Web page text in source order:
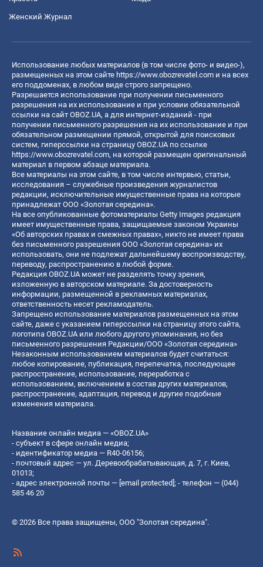
Женский Журнал
Использование любых материалов (в том числе фото- и видео-),
размещенных на этом сайте https://www.obozrevatel.com и на всех
его поддоменах, в любом виде строго запрещено.
Разрешается использование при получении письменного
разрешения на их использование и при условии обязательной
ссылки на сайт OBOZ.UA, а для интернет-изданий - при
получении письменного разрешения на их использование и при
обязательном размещении прямой, открытой для поисковых
систем, гиперссылки на страницу OBOZ.UA по ссылке
https://www.obozrevatel.com, на которой размещен оригинальный
материал в первом абзаце материала.
Все материалы на этом сайте, в том числе интервью, статьи,
исследования – служебные произведения журналистов
редакции, исключительные имущественные права на которые
принадлежат ООО «Золотая середина».
На все опубликованные фотоматериалы Getty Images редакция
имеет имущественные права, защищаемые законом Украины
«Об авторских правах и смежных правах», никто не имеет права
без письменного разрешения ООО «Золотая середина» их
использовать, они не подлежат дальнейшему воспроизводству,
переводу, распространению в любой форме.
Редакция OBOZ.UA может не разделять точку зрения,
изложенную в авторском материале. За достоверность
информации, размещенной в рекламных материалах,
ответственность несет рекламодатель.
Запрещено использование материалов размещенных на этом
сайте, даже с указанием гиперссылки на страницу этого сайта,
логотипа OBOZ.UA или любого другого упоминания, но без
письменного разрешения Редакции/ООО «Золотая середина»
Незаконным использованием материалов будет считаться:
любое копирование, публикация, перепечатка, последующее
распространение, использование, переработка с
использованием, включением в состав других материалов,
распространение, адаптация, перевод и другие подобные
изменения материала.
Название онлайн медиа — «OBOZ.UA»
- субъект в сфере онлайн медиа;
- идентификатор медиа — R40-06156;
- почтовый адрес — ул. Деревообрабатывающая, д. 7, г. Киев,
01013;
- адрес электронной почты — [email protected]; - телефон — (044)
585 46 20
© 2026 Все права защищены, ООО "Золотая середина".